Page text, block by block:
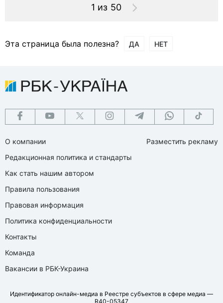
1 из 50
Эта страница была полезна? ДА НЕТ
О компании
Редакционная политика и стандарты
Как стать нашим автором
Правила пользования
Правовая информация
Политика конфиденциальности
Контакты
Команда
Вакансии в РБК-Украина
Разместить рекламу
Идентификатор онлайн-медиа в Реестре субъектов в сфере медиа —
R40-05347